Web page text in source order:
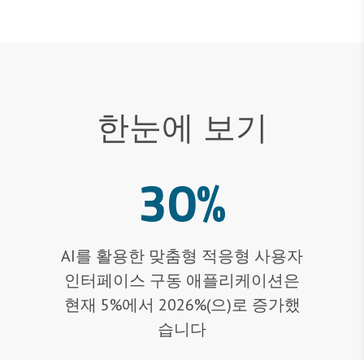
한눈에 보기
30%
AI를 활용한 맞춤형 적응형 사용자
인터페이스 구동 애플리케이션은
현재 5%에서 2026%(으)로 증가했
습니다